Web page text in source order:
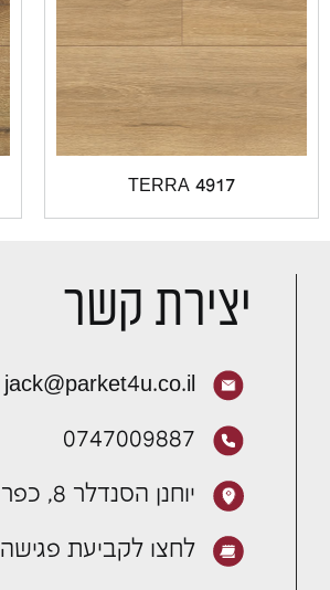
TERRA 4917
יצירת קשר
jack@parket4u.co.il
0747009887
יוחנן הסנדלר 8, כפר סבא
לחצו לקביעת פגישה